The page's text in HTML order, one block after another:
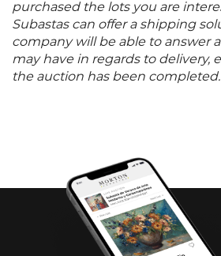
purchased the lots you are
Subastas can offer a shipping
company will be able to answer
may have in regards to delivery,
the auction has been completed.